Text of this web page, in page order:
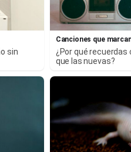
sin
Canciones que
¿Por qué
que las nuevas?